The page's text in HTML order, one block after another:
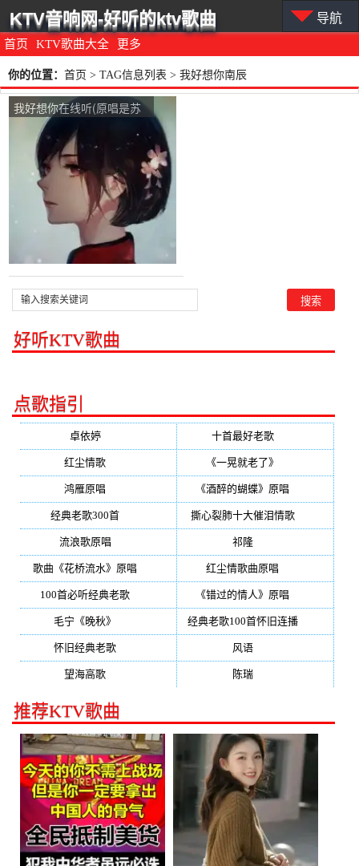
首页 KTV歌曲大全 更多
KTV音响网-好听的ktv歌曲 导航
你的位置： 首页 > TAG信息列表 > 我好想你南辰
我好想你在线听(原唱是苏
打绿)，玖月壹木演唱点
播:764次
好听KTV歌曲
点歌指引
卓依婷(350) 十首最好老歌(300)
红尘情歌 《一晃就老了》
鸿雁原唱 《酒醉的蝴蝶》原唱
经典老歌300首 撕心裂肺十大催泪情歌(195)
流浪歌原唱 祁隆(188)
歌曲《花桥流水》原唱 红尘情歌曲原唱
100首必听经典老歌 《错过的情人》原唱
毛宁《晚秋》 经典老歌100首怀旧连播(134)
怀旧经典老歌 风语(132)
望海高歌 陈瑞(128)
推荐KTV歌曲